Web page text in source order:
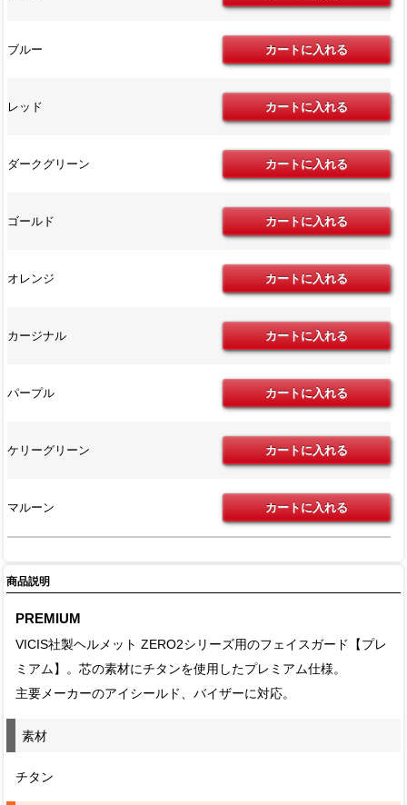
ブルー
レッド
ダークグリーン
ゴールド
オレンジ
カージナル
パープル
ケリーグリーン
マルーン
商品説明
PREMIUM
VICIS社製ヘルメット ZERO2シリーズ用のフェイスガード【プレ
ミアム】。芯の素材にチタンを使用したプレミアム仕様。
主要メーカーのアイシールド、バイザーに対応。
素材
チタン